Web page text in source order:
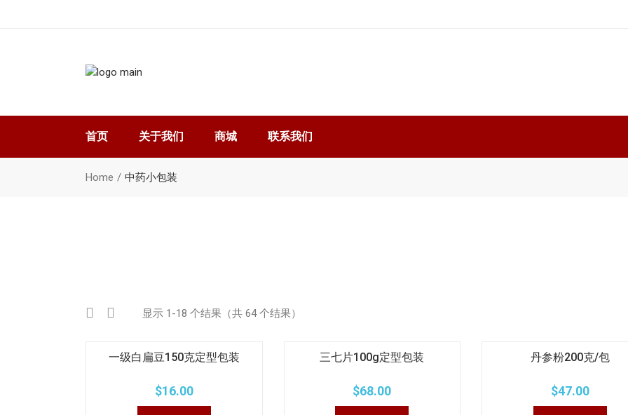
首页 关于我们 商城 联系我们
Home 中药小包装
显示 1-18 个结果（共 64 个结果）
一级白扁豆150克定型包装
$16.00
三七片100g定型包装
$68.00
丹参粉200克/包
$47.00